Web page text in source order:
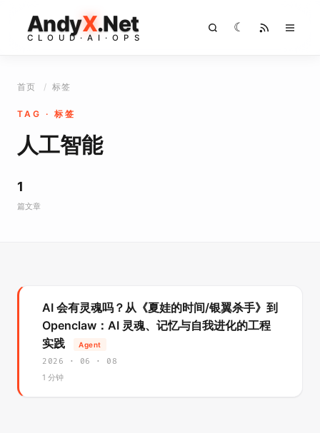
AndyX.Net
C L O U D · A I · O P S
☾
首页 / 标签
TAG · 标签
人工智能
1
篇文章
2026 · 06 · 08
AI 会有灵魂吗？从《夏娃的时间/银翼杀手》到
Openclaw：AI 灵魂、记忆与自我进化的工程
实践
Agent
1 分钟